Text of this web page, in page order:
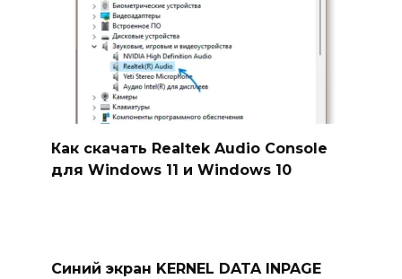
Как скачать Realtek Audio Console
для Windows 11 и Windows 10
Синий экран KERNEL DATA INPAGE